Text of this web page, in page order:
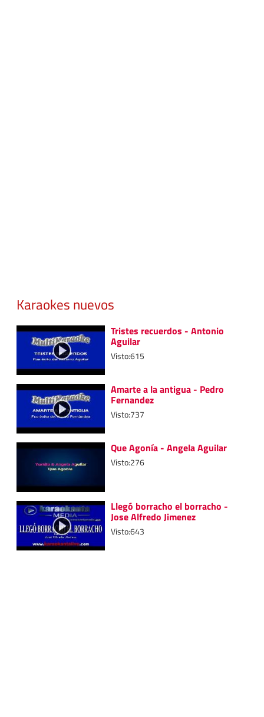
Karaokes nuevos
Tristes recuerdos - Antonio
Aguilar
Visto:615
Amarte a la antigua - Pedro
Fernandez
Visto:737
Que Agonía - Angela Aguilar
Visto:276
Llegó borracho el borracho -
Jose Alfredo Jimenez
Visto:643